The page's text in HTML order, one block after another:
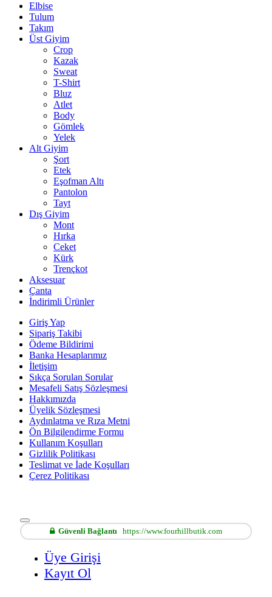
Elbise
Tulum
Takım
Üst Giyim
Crop
Kazak
Sweat
T-Shirt
Bluz
Atlet
Body
Gömlek
Yelek
Alt Giyim
Şort
Etek
Eşofman Altı
Pantolon
Tayt
Dış Giyim
Mont
Hırka
Ceket
Kürk
Trençkot
Aksesuar
Çanta
İndirimli Ürünler
Giriş Yap
Sipariş Takibi
Ödeme Bildirimi
Banka Hesaplarımız
İletişim
Sıkça Sorulan Sorular
Mesafeli Satış Sözleşmesi
Hakkımızda
Üyelik Sözleşmesi
Aydınlatma ve Rıza Metni
Ön Bilgilendirme Formu
Kullanım Koşulları
Gizlilik Politikası
Teslimat ve İade Koşulları
Çerez Politikası
Güvenli Bağlantı https://www.fourhillbutik.com
Üye Girişi
Kayıt Ol